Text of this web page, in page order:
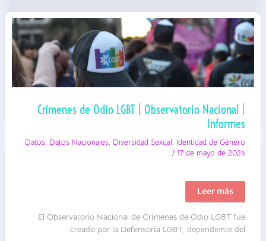
Informe
Crímenes de Odio LGBT | Observatorio Nacional |
Informes
Datos, Datos Nacionales, Diversidad Sexual, Identidad de Género
/17 de mayo de 2024
Crímenes
de
Odio
LGBT
|
Leer más
El Observatorio Nacional de Crímenes de Odio LGBT fue
creado por la Defensoría LGBT, dependiente del